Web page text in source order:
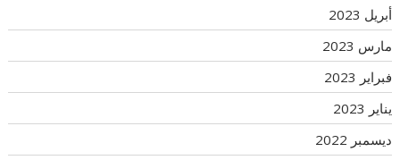
أبريل 2023
مارس 2023
فبراير 2023
يناير 2023
ديسمبر 2022